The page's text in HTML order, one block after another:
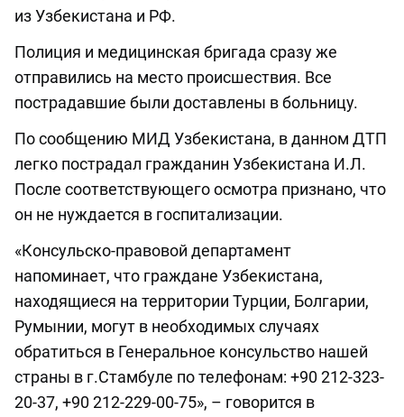
из Узбекистана и РФ.
Полиция и медицинская бригада сразу же
отправились на место происшествия. Все
пострадавшие были доставлены в больницу.
По сообщению МИД Узбекистана, в данном ДТП
легко пострадал гражданин Узбекистана И.Л.
После соответствующего осмотра признано, что
он не нуждается в госпитализации.
«Консульско-правовой департамент
напоминает, что граждане Узбекистана,
находящиеся на территории Турции, Болгарии,
Румынии, могут в необходимых случаях
обратиться в Генеральное консульство нашей
страны в г.Стамбуле по телефонам: +90 212-323-
20-37, +90 212-229-00-75», – говорится в